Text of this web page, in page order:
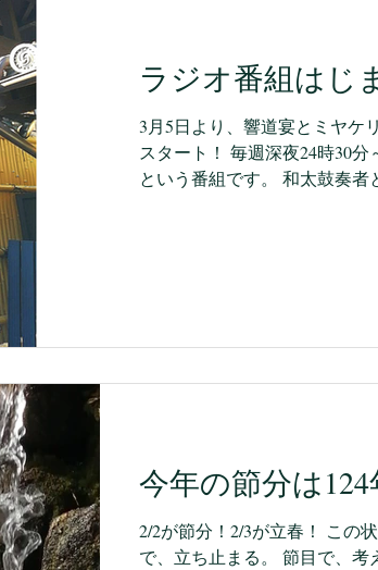
ラジオ番組はじ
3月5日より、響道宴とミヤケ
スタート！ 毎週深夜24時30分
という番組です。 和太鼓奏
今年の節分は124
2/2が節分！2/3が立春！ この
で、立ち止まる。 節目で、考